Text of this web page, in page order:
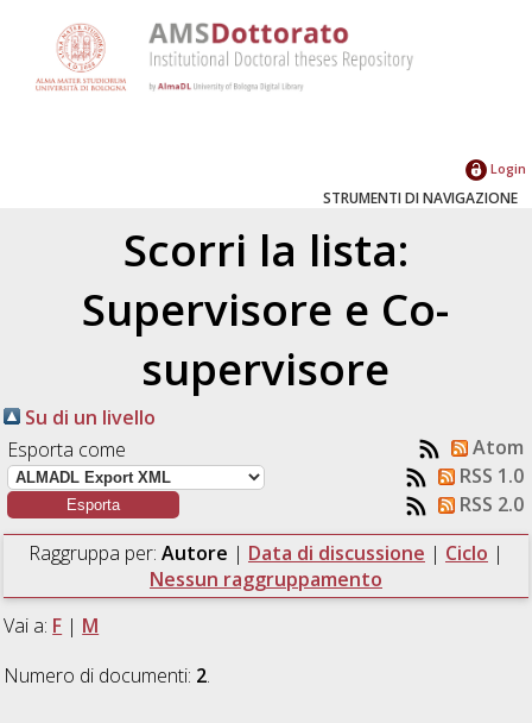
Login
STRUMENTI DI NAVIGAZIONE
Scorri la lista:
Supervisore e Co-
supervisore
Su di un livello
Esporta come
Atom
RSS 1.0
RSS 2.0
Raggruppa per: Autore | Data di discussione | Ciclo |
Nessun raggruppamento
Vai a: F | M
Numero di documenti: 2.